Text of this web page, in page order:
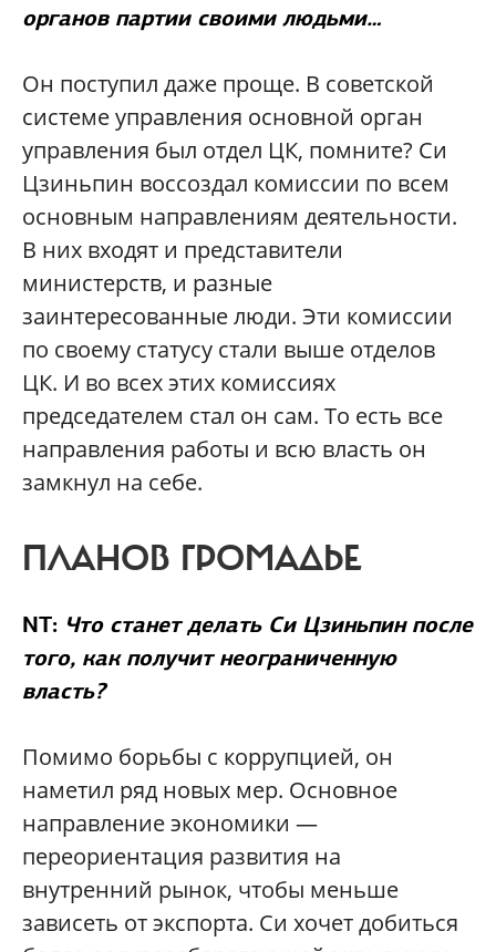
органов партии своими людьми…
Он поступил даже проще. В советской
системе управления основной орган
управления был отдел ЦК, помните? Си
Цзиньпин воссоздал комиссии по всем
основным направлениям деятельности.
В них входят и представители
министерств, и разные
заинтересованные люди. Эти комиссии
по своему статусу стали выше отделов
ЦК. И во всех этих комиссиях
председателем стал он сам. То есть все
направления работы и всю власть он
замкнул на себе.
ПЛАНОВ ГРОМАДЬЕ
NT: Что станет делать Си Цзиньпин после
того, как получит неограниченную
власть?
Помимо борьбы с коррупцией, он
наметил ряд новых мер. Основное
направление экономики —
переориентация развития на
внутренний рынок, чтобы меньше
зависеть от экспорта. Си хочет добиться